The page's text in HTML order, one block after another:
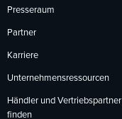
Presseraum
Partner
Karriere
Unternehmensressourcen
Händler und Vertriebspartner
finden